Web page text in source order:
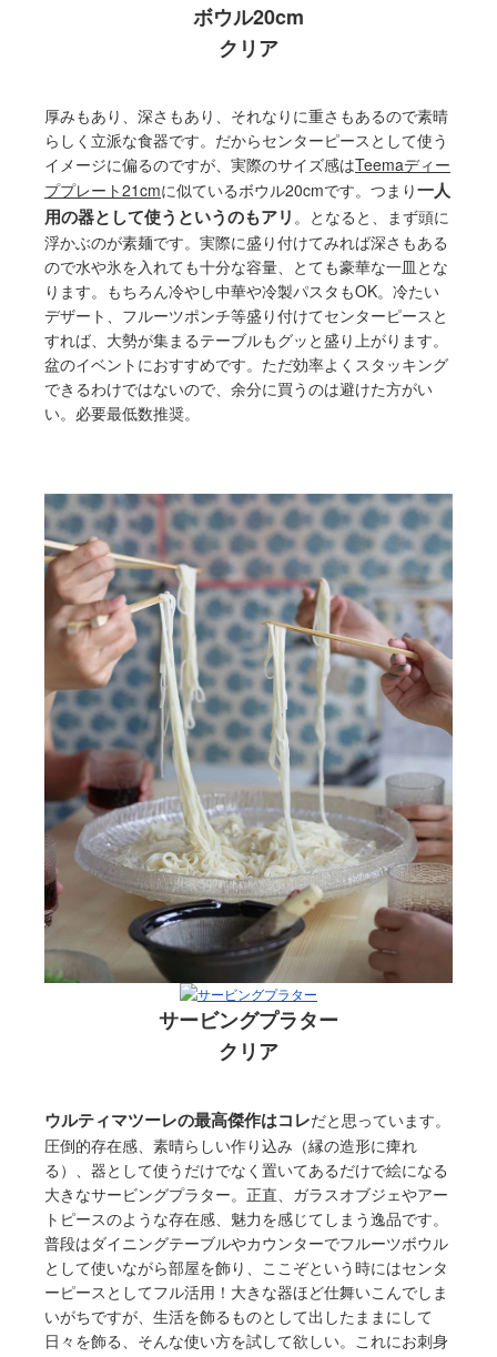
ボウル20cm
クリア
厚みもあり、深さもあり、それなりに重さもあるので素晴
らしく立派な食器です。だからセンターピースとして使う
イメージに偏るのですが、実際のサイズ感はTeemaディー
ププレート21cmに似ているボウル20cmです。つまり一人
用の器として使うというのもアリ 。となると、まず頭に
浮かぶのが素麺です。実際に盛り付けてみれば深さもある
ので水や氷を入れても十分な容量、とても豪華な一皿とな
ります。もちろん冷やし中華や冷製パスタもOK。冷たい
デザート、フルーツポンチ等盛り付けてセンターピースと
すれば、大勢が集まるテーブルもグッと盛り上がります。
盆のイベントにおすすめです。ただ効率よくスタッキング
できるわけではないので、余分に買うのは避けた方がい
い。必要最低数推奨。
サービングプラター
クリア
ウルティマツーレの最高傑作はコレだと思っています。
圧倒的存在感、素晴らしい作り込み（縁の造形に痺れ
る）、器として使うだけでなく置いてあるだけで絵になる
大きなサービングプラター。正直、ガラスオブジェやアー
トピースのような存在感、魅力を感じてしまう逸品です。
普段はダイニングテーブルやカウンターでフルーツボウル
として使いながら部屋を飾り、ここぞという時にはセンタ
ーピースとしてフル活用！大きな器ほど仕舞いこんでしま
いがちですが、生活を飾るものとして出したままにして
日々を飾る、そんな使い方を試して欲しい。これにお刺身